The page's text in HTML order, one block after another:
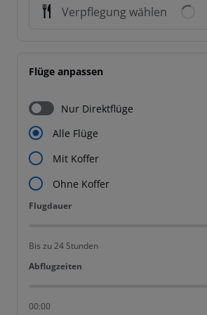
Verpflegung wählen
Flüge anpassen
Nur Direktflüge
Alle Flüge
Mit Koffer
Ohne Koffer
Flugdauer
Flugdauer
Bis zu 24 Stunden
Abflugzeiten
Abflugzeiten
00:00